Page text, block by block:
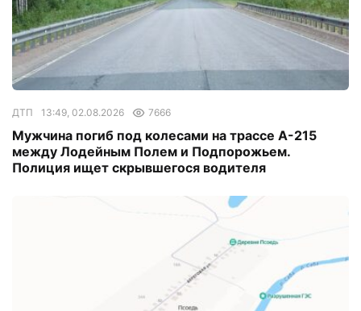
ДТП 13:49, 02.08.2026 7666
Мужчина погиб под колесами на трассе А-215
между Лодейным Полем и Подпорожьем.
Полиция ищет скрывшегося водителя